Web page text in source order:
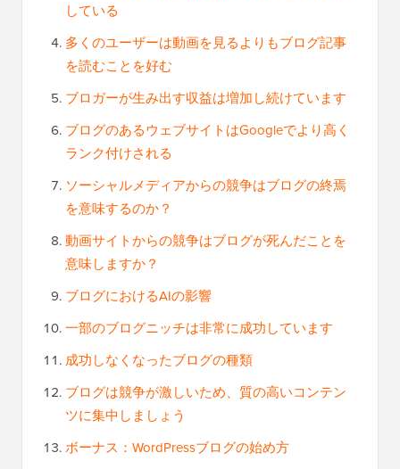
している
多くのユーザーは動画を見るよりもブログ記事
を読むことを好む
ブロガーが生み出す収益は増加し続けています
ブログのあるウェブサイトはGoogleでより高く
ランク付けされる
ソーシャルメディアからの競争はブログの終焉
を意味するのか？
動画サイトからの競争はブログが死んだことを
意味しますか？
ブログにおけるAIの影響
一部のブログニッチは非常に成功しています
成功しなくなったブログの種類
ブログは競争が激しいため、質の高いコンテン
ツに集中しましょう
ボーナス：WordPressブログの始め方